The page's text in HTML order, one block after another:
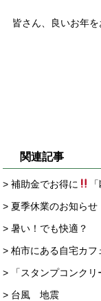
皆さん、良いお年
関連記事
> 補助金でお得に
> 夏季休業のお知らせ
> 暑い！でも快適？
> 柏市にある自宅カ
> 「スタンプコンクリ
> 台風 地震